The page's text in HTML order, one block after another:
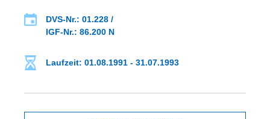
DVS-Nr.: 01.228 /
IGF-Nr.: 86.200 N
Laufzeit: 01.08.1991 - 31.07.1993